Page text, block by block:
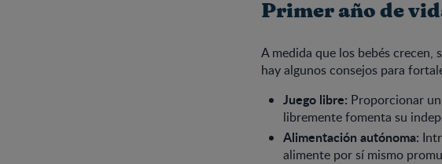
Primer año de
A medida que los bebés
hay algunos consejos para
Juego libre: Proporcionar
libremente fomenta su
Alimentación autónoma:
alimente por sí mismo